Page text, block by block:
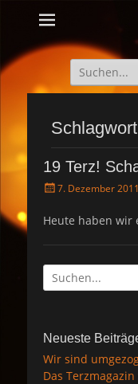
Suche
nach:
19 Terz!
P
s
e
n
7. Dezember 2011
Heute haben wir
Suche
nach:
Neueste
Wir sind
Das